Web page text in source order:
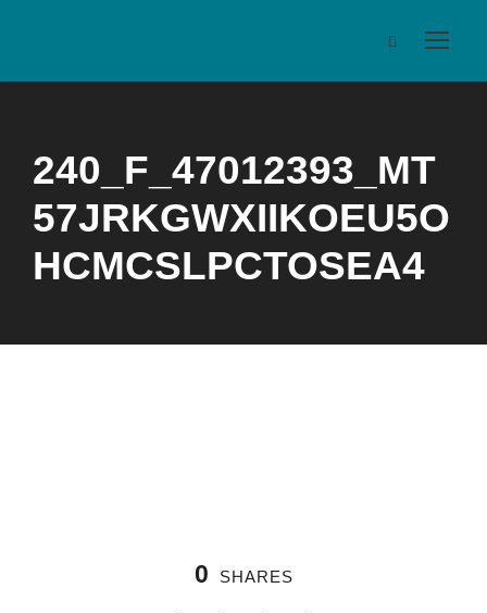
240_F_47012393_MT
57JRKGWXIIKOEU5O
HCMCSLPCTOSEA4
0 SHARES